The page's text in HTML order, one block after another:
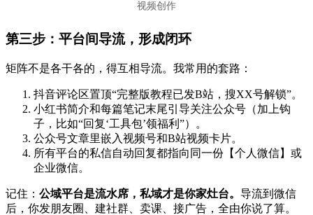
视频创作
第三步：平台间导流，形成闭环
矩阵不是各干各的，得互相导流。我常用的套路：
抖音评论区置顶“完整版教程已发B站，搜XX号解锁”。
小红书简介和每篇笔记末尾引导关注公众号（加上钩
子，比如“回复‘工具包’领福利”）。
公众号文章里嵌入视频号和B站视频卡片。
所有平台的私信自动回复都指向同一份【个人微信】或
企业微信。
记住： 公域平台是流水席，私域才是你家灶台。 导流到微信
后，你发朋友圈、建社群、卖课、接广告，全由你说了算。